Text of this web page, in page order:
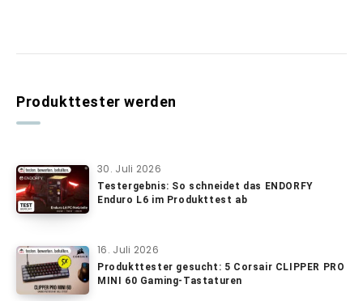
Produkttester werden
30. Juli 2026
Testergebnis: So schneidet das ENDORFY
Enduro L6 im Produkttest ab
16. Juli 2026
Produkttester gesucht: 5 Corsair CLIPPER PRO
MINI 60 Gaming-Tastaturen